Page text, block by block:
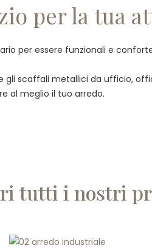
per la tua
per essere funzionali e
scaffali metallici da ufficio,
al meglio il tuo arredo.
tutti i nostri